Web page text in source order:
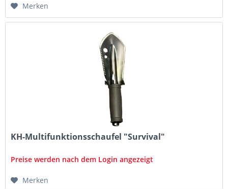
Merken
KH-Multifunktionsschaufel "Survival"
Preise werden nach dem Login angezeigt
Merken